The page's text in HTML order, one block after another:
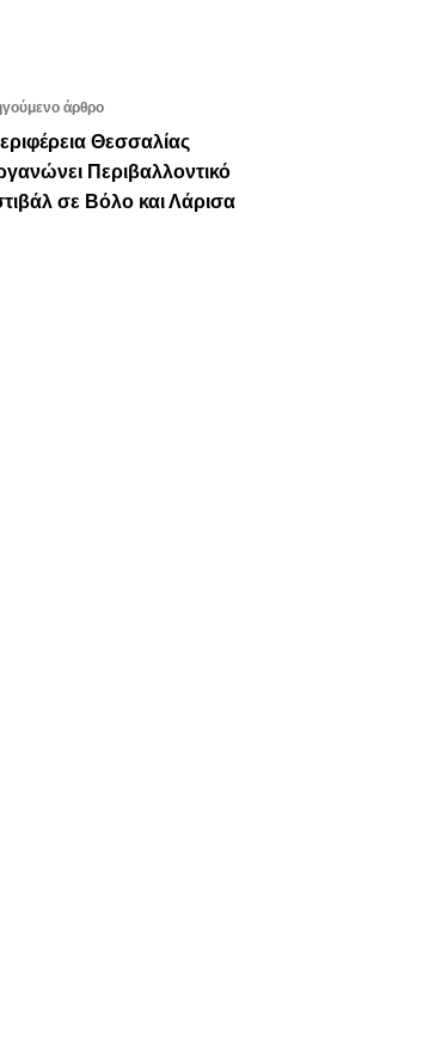
άρθρο
Θεσσαλίας
Περιβαλλοντικό
σε Βόλο και Λάρισα